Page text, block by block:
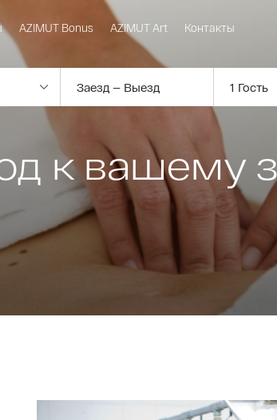
AZIMUT Bonus AZIMUT Art Контакты
к вашему